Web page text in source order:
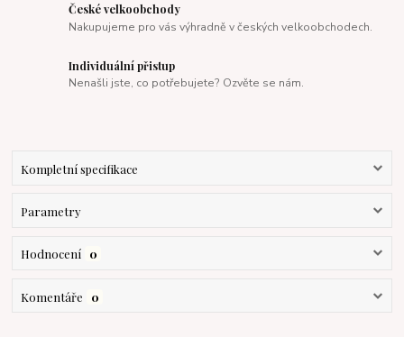
České velkoobchody
Nakupujeme pro vás výhradně v českých velkoobchodech.
Individuální přistup
Nenašli jste, co potřebujete? Ozvěte se nám.
Kompletní specifikace
Parametry
Hodnocení 0
Komentáře 0